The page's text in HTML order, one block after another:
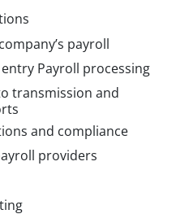
payroll
Payroll processing
transmission and
and compliance
providers